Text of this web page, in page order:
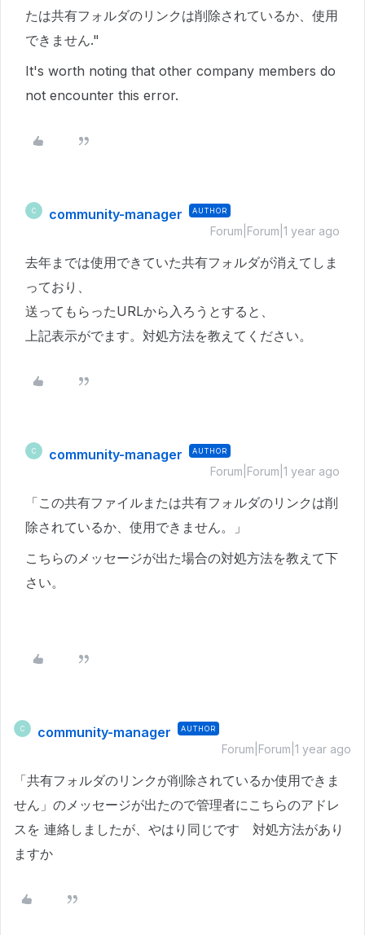
たは共有フォルダのリンクは削除されているか、使用
できません."
It's worth noting that other company members do
not encounter this error.
C community-manager AUTHOR
Forum|Forum|1 year ago
去年までは使用できていた共有フォルダが消えてしま
っており、
送ってもらったURLから入ろうとすると、
上記表示がでます。対処方法を教えてください。
C community-manager AUTHOR
Forum|Forum|1 year ago
「この共有ファイルまたは共有フォルダのリンクは削
除されているか、使用できません。」
こちらのメッセージが出た場合の対処方法を教えて下
さい。
C community-manager AUTHOR
Forum|Forum|1 year ago
「共有フォルダのリンクが削除されているか使用できま
せん」のメッセージが出たので管理者にこちらのアドレ
スを 連絡しましたが、やはり同じです 対処方法があり
ますか